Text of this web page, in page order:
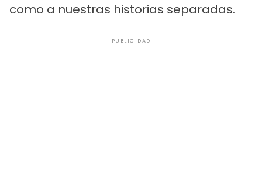
como a nuestras historias separadas.
PUBLICIDAD